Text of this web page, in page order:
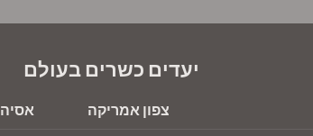
יעדים כשרים בעולם
צפון אמריקה אסיה